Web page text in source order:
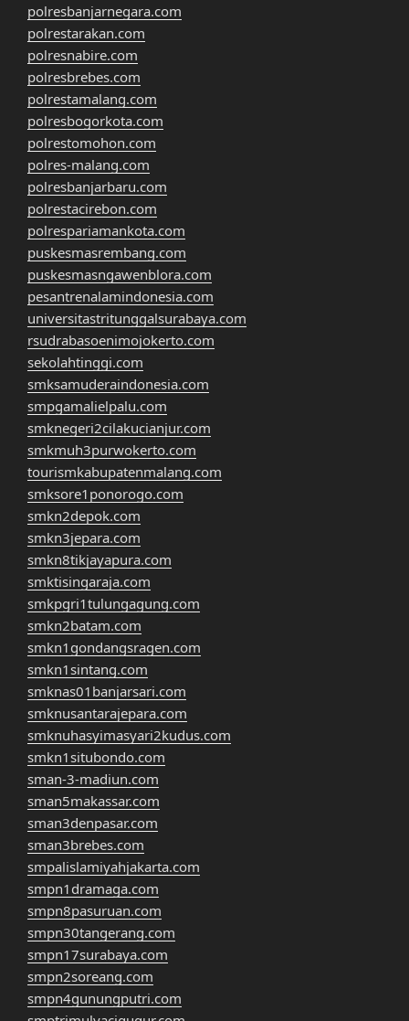
polresbanjarnegara.com
polrestarakan.com
polresnabire.com
polresbrebes.com
polrestamalang.com
polresbogorkota.com
polrestomohon.com
polres-malang.com
polresbanjarbaru.com
polrestacirebon.com
polrespariamankota.com
puskesmasrembang.com
puskesmasngawenblora.com
pesantrenalamindonesia.com
universitastritunggalsurabaya.com
rsudrabasoenimojokerto.com
sekolahtinggi.com
smksamuderaindonesia.com
smpgamalielpalu.com
smknegeri2cilakucianjur.com
smkmuh3purwokerto.com
tourismkabupatenmalang.com
smksore1ponorogo.com
smkn2depok.com
smkn3jepara.com
smkn8tikjayapura.com
smktisingaraja.com
smkpgri1tulungagung.com
smkn2batam.com
smkn1gondangsragen.com
smkn1sintang.com
smknas01banjarsari.com
smknusantarajepara.com
smknuhasyimasyari2kudus.com
smkn1situbondo.com
sman-3-madiun.com
sman5makassar.com
sman3denpasar.com
sman3brebes.com
smpalislamiyahjakarta.com
smpn1dramaga.com
smpn8pasuruan.com
smpn30tangerang.com
smpn17surabaya.com
smpn2soreang.com
smpn4gunungputri.com